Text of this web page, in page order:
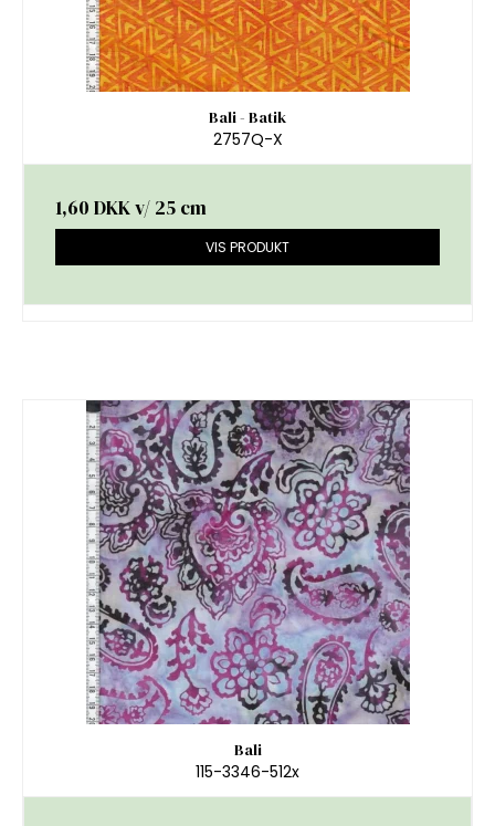
Bali - Batik
2757Q-X
1,60 DKKv/ 25 cm
VIS PRODUKT
Bali
115-3346-512x